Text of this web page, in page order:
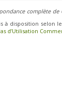
complète
à disposition selon
d’Utilisation